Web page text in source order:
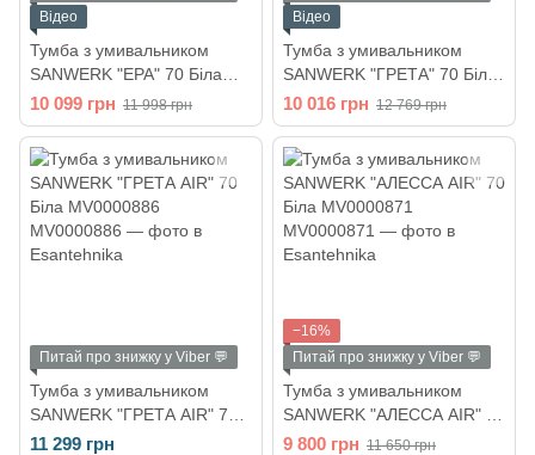
Відео
Тумба з умивальником
SANWERK "ЕРА" 70 Біла
MV0000852
10 099 грн 11 998 грн
Відео
Тумба з умивальником
SANWERK "ГРЕТА" 70 Біла
MV0000884
10 016 грн 12 769 грн
Питай про знижку у Viber 💬
Тумба з умивальником
SANWERK "ГРЕТА AIR" 70
Біла MV0000886
11 299 грн
−16%
Питай про знижку у Viber 💬
Тумба з умивальником
SANWERK "АЛЕССА AIR" 70
Біла MV0000871
9 800 грн 11 650 грн